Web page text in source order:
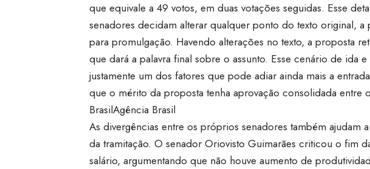
que equivale a 49 votos, em duas votações seguidas. Esse
senadores decidam alterar qualquer ponto do texto original, a
para promulgação. Havendo alterações no texto, a proposta
que dará a palavra final sobre o assunto. Esse cenário de ida e
justamente um dos fatores que pode adiar ainda mais a
que o mérito da proposta tenha aprovação consolidada entre
BrasilAgência Brasil
As divergências entre os próprios senadores também ajudam
da tramitação. O senador Oriovisto Guimarães criticou o fim
salário, argumentando que não houve aumento de